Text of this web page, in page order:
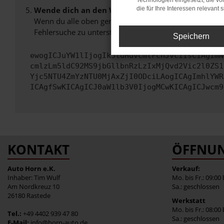
Wende dich an den Webseitenbetreiber.
Wenn du alle oben genannten Schritte versucht hast,
Fehlersuche zu unterstützen:
KONTAKT
Auto Horn e.K.
Inhaber: Tim Wulf
Am Nordkreuz 10
26180 Rastede
Tel.: +49 4402 939 47 80
Verkauf:
Mo. bis Fr.: 09:00
Sa.: geschlossen
Werkstatt
Mo. bis Fr.: 08:00
Sa.: geschlossen
die für Ihre Interessen relevant
Speichern